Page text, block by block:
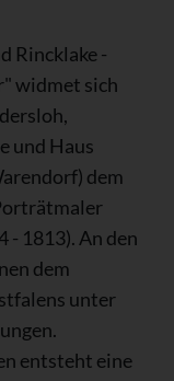
Rincklake -
widmet sich
und Haus
dem
- 1813). An den
dem
unter
entsteht eine